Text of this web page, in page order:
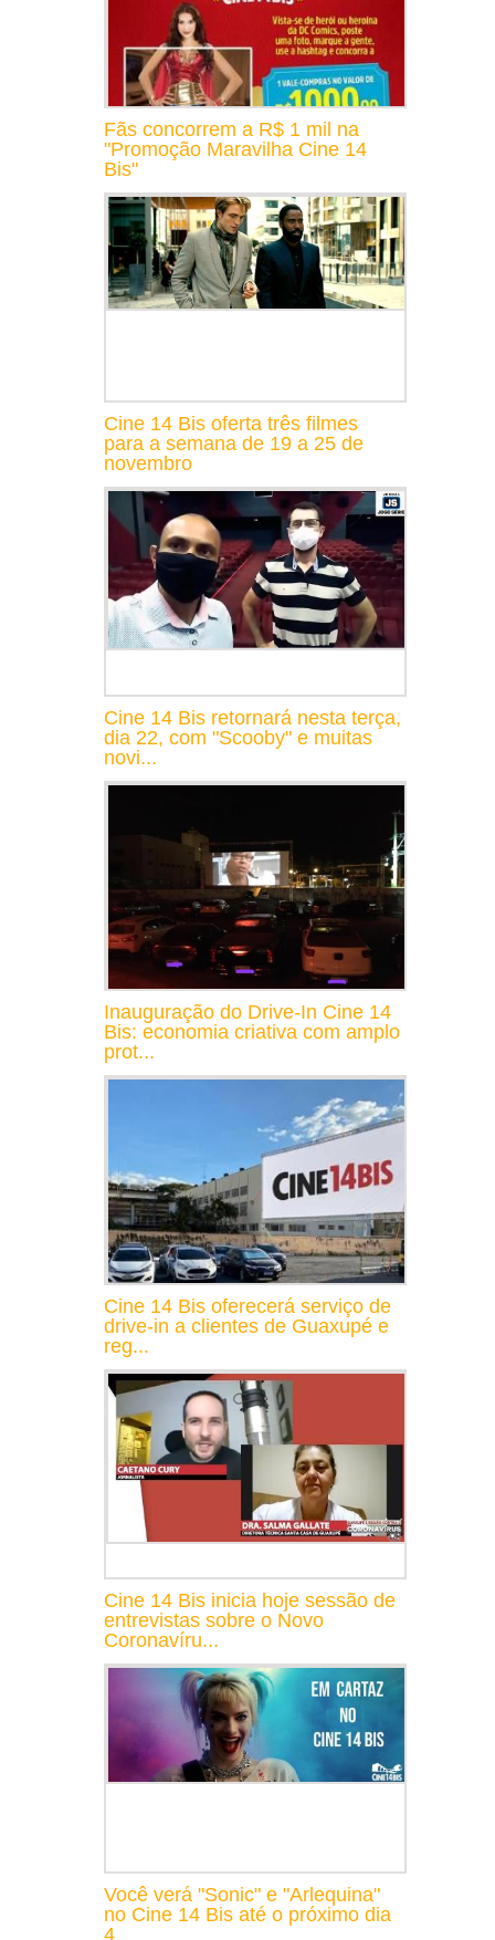
Fãs concorrem a R$ 1 mil na
"Promoção Maravilha Cine 14
Bis"
Cine 14 Bis oferta três filmes
para a semana de 19 a 25 de
novembro
Cine 14 Bis retornará nesta terça,
dia 22, com "Scooby" e muitas
novi...
Inauguração do Drive-In Cine 14
Bis: economia criativa com amplo
prot...
Cine 14 Bis oferecerá serviço de
drive-in a clientes de Guaxupé e
reg...
Cine 14 Bis inicia hoje sessão de
entrevistas sobre o Novo
Coronavíru...
Você verá "Sonic" e "Arlequina"
no Cine 14 Bis até o próximo dia
4